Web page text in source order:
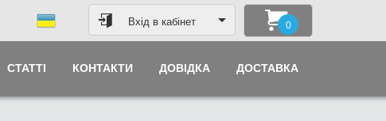
Вхід в кабінет 0
СТАТТІ КОНТАКТИ ДОВІДКА ДОСТАВКА